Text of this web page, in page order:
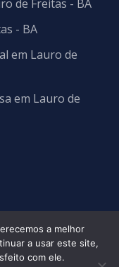
de Freitas - BA
- BA
em Lauro de
em Lauro de
a melhor
a usar este site,
com ele.